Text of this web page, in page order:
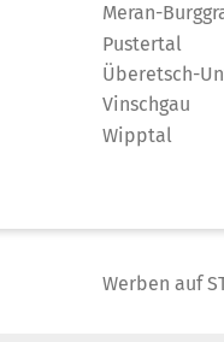
Meran-
Pustertal
Überetsch-
Vinschgau
Wipptal
Werben auf